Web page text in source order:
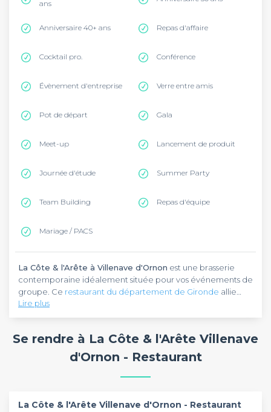
ans
Anniversaire 40+ ans Repas d'affaire
Cocktail pro. Conférence
Évènement d'entreprise Verre entre amis
Pot de départ Gala
Meet-up Lancement de produit
Journée d'étude Summer Party
Team Building Repas d'équipe
Mariage / PACS
La Côte & l'Arête à Villenave d'Ornon est une brasserie
contemporaine idéalement située pour vos événements de
groupe. Ce restaurant du département de Gironde allie
avec brio une cuisine maison élaborée à partir de produits
frais et une ambiance chaleureuse propice aux moments
accueillir vos repas d'entreprise, anniversaires ou dîners
entre amis dans un cadre moderne et accueillant.
Réputé pour ses viandes maturées et ses spécialités maison,
une belle carte de vins et des animations comme le brasero
des copains le jeudi soir. La table d'hôte de 10 couverts est
parfaite pour les groupes souhaitant plus d'intimité. Ouvert
La Côte & l'Arête à Villenave d'Ornon
dîner festif.
Lire plus
Se rendre à La Côte & l'Arête Villenave
d'Ornon - Restaurant
La Côte & l'Arête Villenave d'Ornon - Restaurant